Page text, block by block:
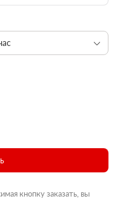
кнопку заказать, вы